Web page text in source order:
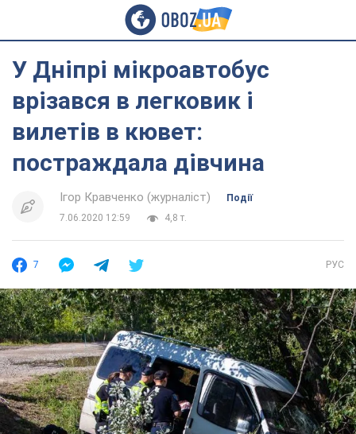
У Дніпрі мікроавтобус
врізався в легковик і
вилетів в кювет:
постраждала дівчина
Ігор Кравченко (журналіст)
Події
7.06.2020 12:59
4,8 т.
7 РУС